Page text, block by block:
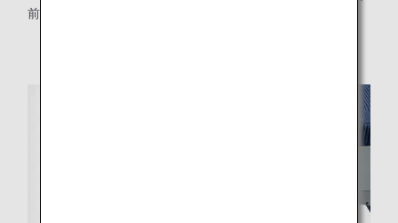
前列は10.6インチ）